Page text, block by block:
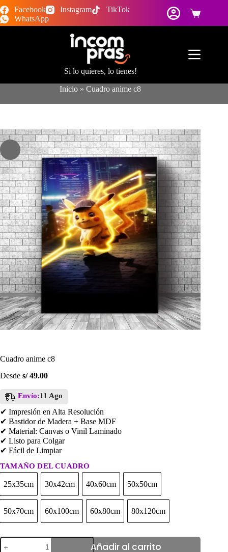
Saltar
al
contenido
Facebook Instagram
TikTok
WhatsApp
Carro
de
Si lo quieres, lo tienes!
Inicio »Cuadro anime c8
Cuadro anime c8
Desde s/49.00
Envío:11 Ago
✔ Impresión en Alta Resolución
✔ Bastidor de Madera + Base MDF
✔ Material: Canvas o Vinil Laminado
✔ Listo para Colgar
✔ Fácil de Limpiar
TAMAÑO DEL CUADRO
25x35cm25x35cm30x42cm30x42cm40x60cm40x60cm50x50cm
50x50cm
50x70cm50x70cm60x100cm60x100cm60x80cm60x80cm80x120cm
80x120cm
Cuadro
anime
Añadir al carrito